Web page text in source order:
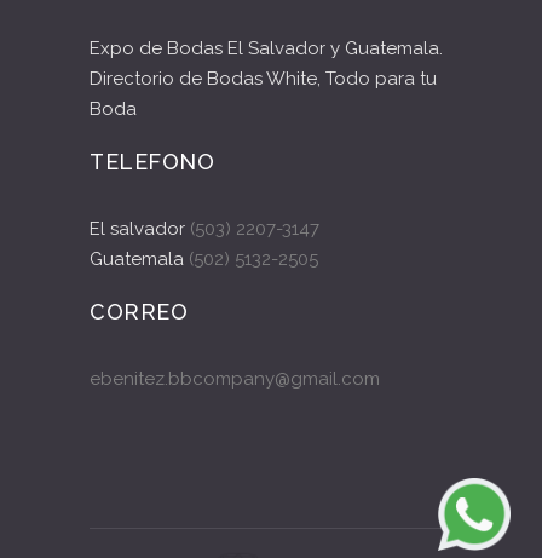
Expo de Bodas El Salvador y Guatemala.
Directorio de Bodas White, Todo para tu
Boda
TELEFONO
El salvador (503) 2207-3147
Guatemala (502) 5132-2505
CORREO
ebenitez.bbcompany@gmail.com